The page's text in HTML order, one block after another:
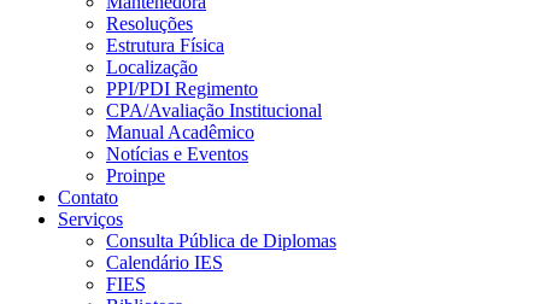
Resoluções
Estrutura Física
Localização
PPI/PDI Regimento
CPA/Avaliação Institucional
Manual Acadêmico
Notícias e Eventos
Proinpe
Contato
Serviços
Consulta Pública de Diplomas
Calendário IES
FIES